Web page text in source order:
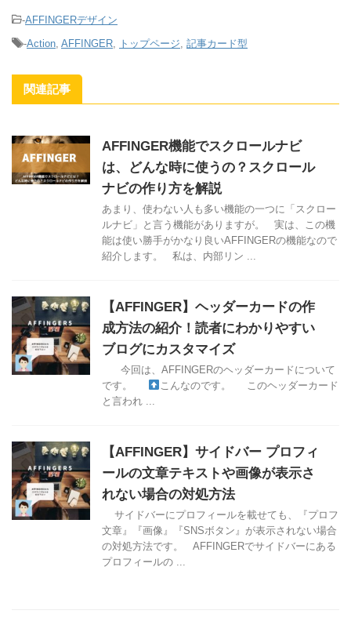
-AFFINGERデザイン
-Action, AFFINGER, トップページ, 記事カード型
関連記事
AFFINGER機能でスクロールナビ
は、どんな時に使うの？スクロール
ナビの作り方を解説
あまり、使わない人も多い機能の一つに「スクロー
ルナビ」と言う機能がありますが。 実は、この機
能は使い勝手がかなり良いAFFINGERの機能なので
紹介します。 私は、内部リン ...
【AFFINGER】ヘッダーカードの作
成方法の紹介！読者にわかりやすい
ブログにカスタマイズ
今回は、AFFINGERのヘッダーカードについて
です。
こんなのです。 このヘッダーカード
と言われ ...
【AFFINGER】サイドバー プロフィ
ールの文章テキストや画像が表示さ
れない場合の対処方法
サイドバーにプロフィールを載せても、『プロフ
文章』『画像』『SNSボタン』が表示されない場合
の対処方法です。 AFFINGERでサイドバーにある
プロフィールの ...